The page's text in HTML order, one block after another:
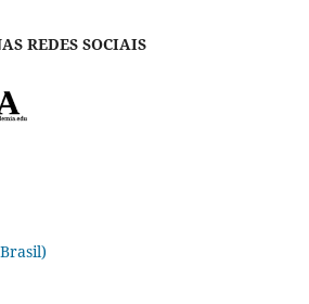
REDES SOCIAIS